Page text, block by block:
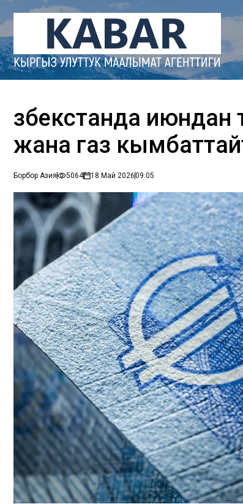
Өзбекстанда июндан
жана газ
Борбор Азия 5064 18 Май 202609:05